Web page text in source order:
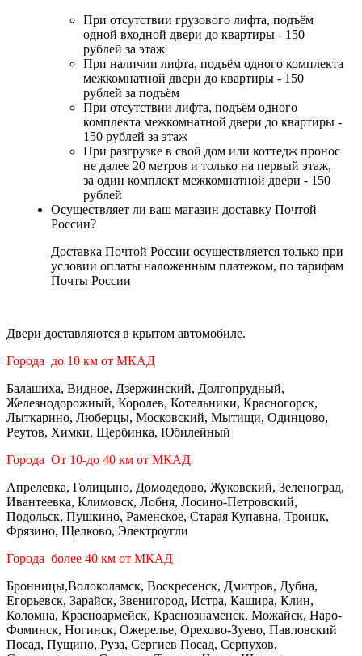
При отсутствии грузового лифта, подъём
одной входной двери до квартиры - 150
рублей за этаж
При наличии лифта, подъём одного комплекта
межкомнатной двери до квартиры - 150
рублей за подъём
При отсутствии лифта, подъём одного
комплекта межкомнатной двери до квартиры -
150 рублей за этаж
При разгрузке в свой дом или коттедж пронос
не далее 20 метров и только на первый этаж,
за один комплект межкомнатной двери - 150
рублей
Осуществляет ли ваш магазин доставку Почтой
России?
Доставка Почтой России осуществляется только при
условии оплаты наложенным платежом, по тарифам
Почты России
Двери доставляются в крытом автомобиле.
Города до 10 км от МКАД
Балашиха, Видное, Дзержинский, Долгопрудный,
Железнодорожный, Королев, Котельники, Красногорск,
Лыткарино, Люберцы, Московский, Мытищи, Одинцово,
Реутов, Химки, Щербинка, Юбилейный
Города От 10-до 40 км от МКАД
Апрелевка, Голицыно, Домодедово, Жуковский, Зеленоград,
Ивантеевка, Климовск, Лобня, Лосино-Петровский,
Подольск, Пушкино, Раменское, Старая Купавна, Троицк,
Фрязино, Щелково, Электроугли
Города более 40 км от МКАД
Бронницы,Волоколамск, Воскресенск, Дмитров, Дубна,
Егорьевск, Зарайск, Звенигород, Истра, Кашира, Клин,
Коломна, Красноармейск, Краснознаменск, Можайск, Наро-
Фоминск, Ногинск, Ожерелье, Орехово-Зуево, Павловский
Посад, Пущино, Руза, Сергиев Посад, Серпухов,